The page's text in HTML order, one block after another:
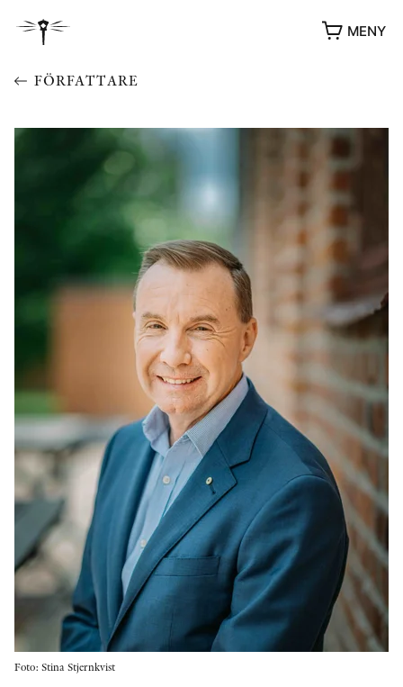
MENY
YUKIKO OCH PATRIK MÖTER
STOLPE STORIES
VIDEOGALLERI
UTMÄRKELSER
ÖVRIGA FORMAT
KONTAKT
PRESSKONTAKT
PEER REVIEW-PROCESSEN
FÖRFATTARE
Foto: Stina Stjernkvist